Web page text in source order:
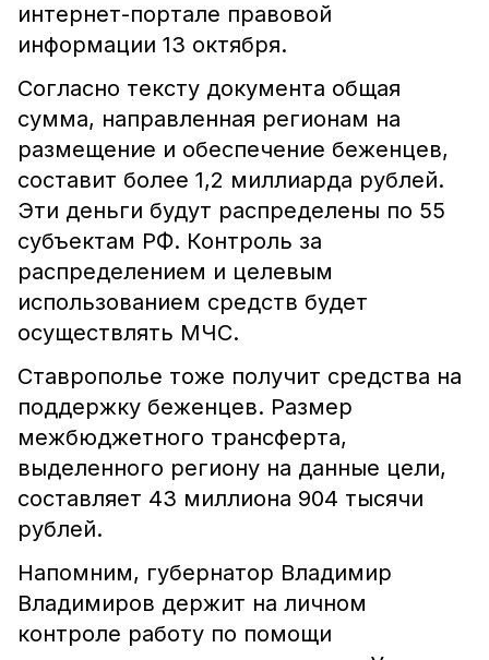
интернет-портале правовой
информации 13 октября.
Согласно тексту документа общая
сумма, направленная регионам на
размещение и обеспечение беженцев,
составит более 1,2 миллиарда рублей.
Эти деньги будут распределены по 55
субъектам РФ. Контроль за
распределением и целевым
использованием средств будет
осуществлять МЧС.
Ставрополье тоже получит средства на
поддержку беженцев. Размер
межбюджетного трансферта,
выделенного региону на данные цели,
составляет 43 миллиона 904 тысячи
рублей.
Напомним, губернатор Владимир
Владимиров держит на личном
контроле работу по помощи